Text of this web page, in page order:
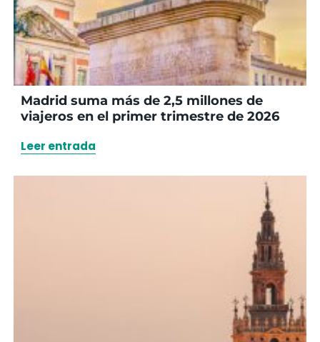
Madrid suma más de 2,5 millones de
viajeros en el primer trimestre de 2026
Leer entrada